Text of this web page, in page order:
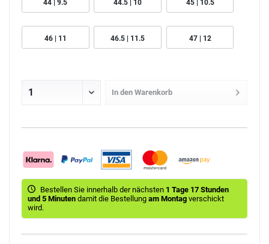
44 | 9.5 44.5 | 10 45 | 10.5
46 | 11 46.5 | 11.5 47 | 12
In den Warenkorb
Bestellen Sie innerhalb der nächsten 1 Tage 17 Stunden
und 5 Minuten damit die Bestellung am Montag verschickt
wird.